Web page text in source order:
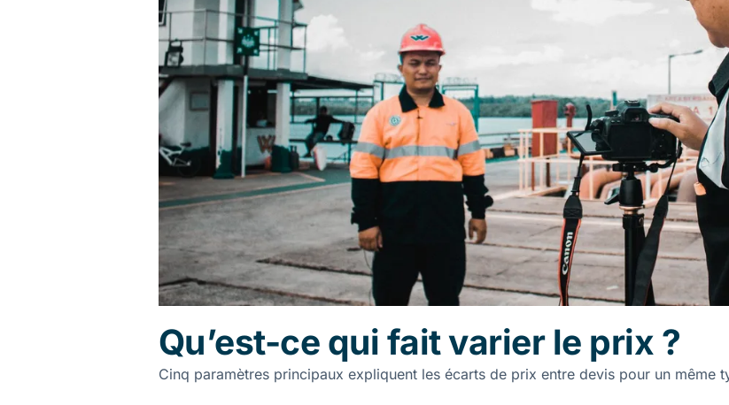
Qu’est-ce qui fait varier le prix ?
Cinq paramètres principaux expliquent les écarts de prix entre devis pour un même